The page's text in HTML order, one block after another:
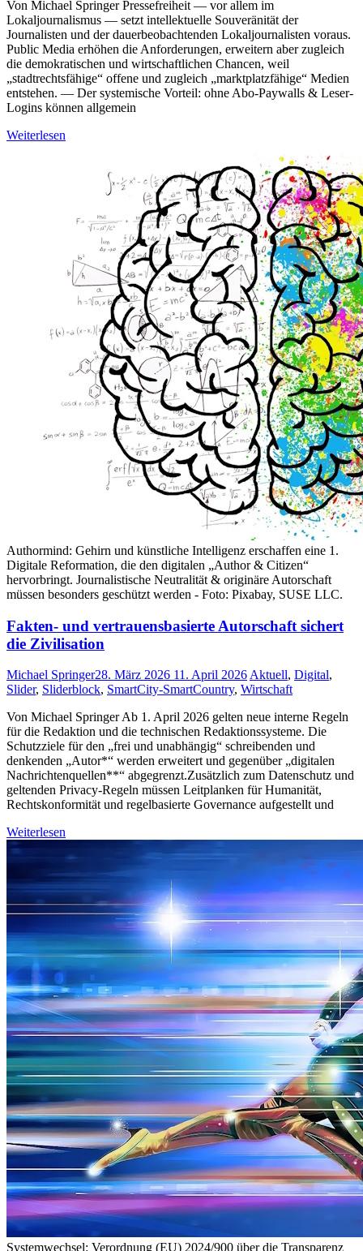
Von Michael Springer Pressefreiheit — vor allem im
Lokaljournalismus — setzt intellektuelle Souveränität der
Journalisten und der dauerbeobachtenden Lokaljournalisten voraus.
Public Media erhöhen die Anforderungen, erweitern aber zugleich
die demokratischen und wirtschaftlichen Chancen, weil
„stadtrechtsfähige“ offene und zugleich „marktplatzfähige“ Medien
entstehen. — Der systemische Vorteil: ohne Abo-Paywalls & Leser-
Logins können allgemein
Weiterlesen
Authormind: Gehirn und künstliche Intelligenz erschaffen eine 1.
Digitale Reformation, die den digitalen „Author & Citizen“
hervorbringt. Journalistische Neutralität & originäre Autorschaft
müssen besonders geschützt werden - Foto: Pixabay, SUSE LLC.
Fakten- und vertrauensbasierte Autorschaft sichert
die Zivilisation
Michael Springer28. März 2026 11. April 2026 Aktuell, Digital,
Slider, Sliderblock, SmartCity-SmartCountry, Wirtschaft
Von Michael Springer Ab 1. April 2026 gelten neue interne Regeln
für die Redaktion und die technischen Redaktionssysteme. Die
Schutzziele für den „frei und unabhängig“ schreibenden und
denkenden „Autor*“ werden erweitert und gegenüber „digitalen
Nachrichtenquellen**“ abgegrenzt.Zusätzlich zum Datenschutz und
geltenden Privacy-Regeln müssen Leitplanken für Humanität,
Rechtskonformität und regelbasierte Governance aufgestellt und
Weiterlesen
Systemwechsel: Verordnung (EU) 2024/900 über die Transparenz